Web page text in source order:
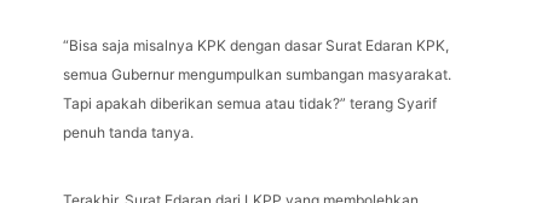
“Bisa saja misalnya KPK dengan dasar Surat Edaran KPK,
semua Gubernur mengumpulkan sumbangan masyarakat.
Tapi apakah diberikan semua atau tidak?” terang Syarif
penuh tanda tanya.